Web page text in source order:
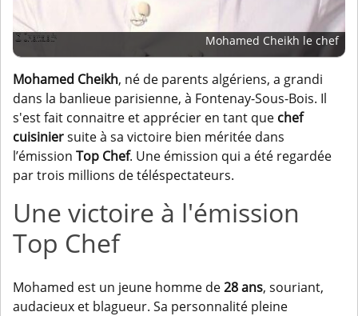
Mohamed Cheikh le chef
Mohamed Cheikh, né de parents algériens, a grandi
dans la banlieue parisienne, à Fontenay-Sous-Bois. Il
s'est fait connaitre et apprécier en tant que chef
cuisiniersuite à sa victoire bien méritée dans
l’émission Top Chef. Une émission qui a été regardée
par trois millions de téléspectateurs.
Une victoire à l'émission
Top Chef
Mohamed est un jeune homme de28 ans, souriant,
audacieux et blagueur. Sa personnalité pleine